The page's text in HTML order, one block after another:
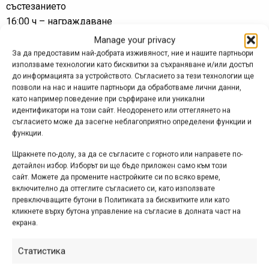
Manage your privacy
За да предоставим най-добрата изживяност, ние и нашите партньори
използваме технологии като бисквитки за съхраняване и/или достъп
до информацията за устройството. Съгласието за тези технологии ще
позволи на нас и нашите партньори да обработваме лични данни,
като например поведение при сърфиране или уникални
идентификатори на този сайт. Неодоренето или оттеглянето на
съгласието може да засегне неблагоприятно определени функции и
функции.
Щракнете по-долу, за да се съгласите с горното или направете по-
детайлен избор. Изборът ви ще бъде приложен само към този
сайт. Можете да промените настройките си по всяко време,
включително да оттеглите съгласието си, като използвате
превключващите бутони в Политиката за бисквитките или като
кликнете върху бутона управление на съгласие в долната част на
екрана.
Статистика
състезанието
16:00 ч – награждаване
Такса за участие – 10 лв
Ще има и награди – парични, купи, медали и още нещо
(изненада).
Това е, което знаем до момента – сами виждате, че
цялото събитие е повече приятелско, по-малко
официално, но ако ги умеете тия неща във въздуха,
покажете какво можете, а ако ви се гледа нещо
интересно, заповядайте!
Следете и страницата на събитието във Facebook:
https://www.facebook.com/events/700809199975227/